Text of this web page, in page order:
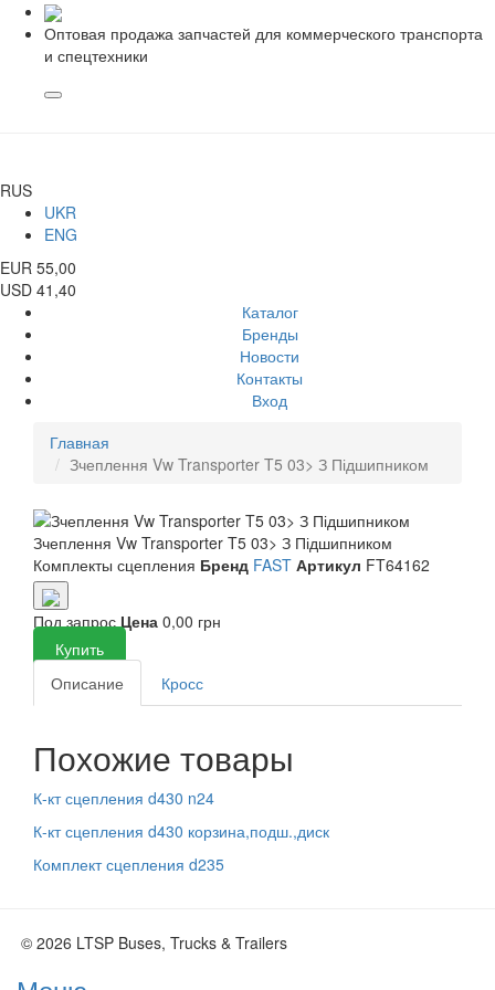
Оптовая продажа запчастей для коммерческого транспорта
и спецтехники
RUS
UKR
ENG
EUR 55,00
USD 41,40
Каталог
Бренды
Новости
Контакты
Вход
Главная
Зчеплення Vw Transporter T5 03> З Підшипником
Зчеплення Vw Transporter T5 03> З Підшипником
Комплекты сцепления Бренд FAST Артикул FT64162
Под запросЦена 0,00 грн
Купить
Описание
Кросс
Похожие товары
К-кт сцепления d430 n24
К-кт сцепления d430 корзина,подш.,диск
Комплект сцепления d235
© 2026 LTSP Buses, Trucks & Trailers